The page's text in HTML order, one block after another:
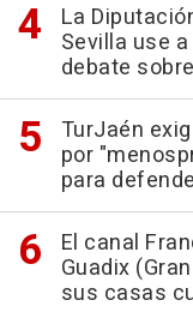
La
Sevilla use
debate
TurJaén
por
para
El canal
Guadix
sus casas